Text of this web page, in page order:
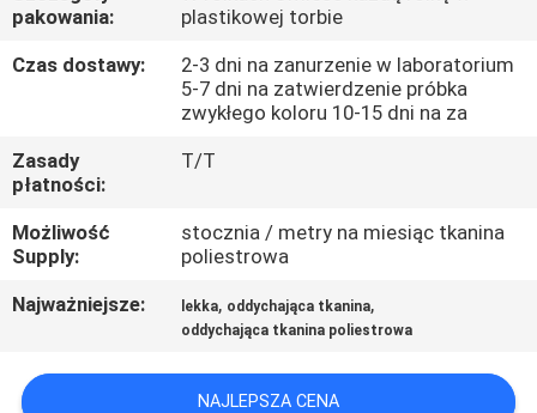
SIĘ
Z
AKTUALNOŚCI
PRZYPADKI
NEWS
pakowania:
plastikowej torbie
Czas dostawy:
2-3 dni na zanurzenie w laboratorium
5-7 dni na zatwierdzenie próbka
zwykłego koloru 10-15 dni na za
Zasady
płatności:
T/T
Możliwość
Supply:
stocznia / metry na miesiąc tkanina
poliestrowa
Najważniejsze:
lekka, oddychająca tkanina,
oddychająca tkanina poliestrowa
NAJLEPSZA CENA